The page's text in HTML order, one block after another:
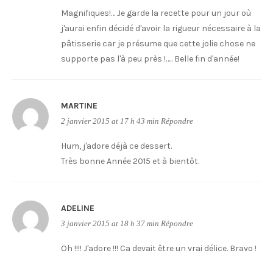
Magnifiques!… Je garde la recette pour un jour où
j'aurai enfin décidé d'avoir la rigueur nécessaire à la
pâtisserie car je présume que cette jolie chose ne
supporte pas l'à peu près !….. Belle fin d'année!
MARTINE
2 janvier 2015 at 17 h 43 min Répondre
Hum, j'adore déjà ce dessert.
Très bonne Année 2015 et à bientôt.
ADELINE
3 janvier 2015 at 18 h 37 min Répondre
Oh !!!! J'adore !!! Ca devait être un vrai délice. Bravo !